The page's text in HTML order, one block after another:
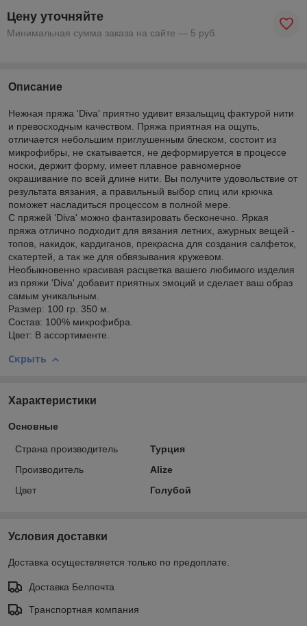
Цену уточняйте
Минимальная сумма заказа на сайте — 5 руб.
Описание
Нежная пряжа 'Diva' приятно удивит вязальщиц фактурой нити
и превосходным качеством. Пряжа приятная на ощупь,
отличается небольшим приглушенным блеском, состоит из
микрофибры, не скатывается, не деформируется в процессе
носки, держит форму, имеет плавное равномерное
окрашивание по всей длине нити. Вы получите удовольствие от
результата вязания, а правильный выбор спиц или крючка
поможет насладиться процессом в полной мере.
С пряжей 'Diva' можно фантазировать бесконечно. Яркая
пряжа отлично подходит для вязания летних, ажурных вещей -
топов, накидок, кардиганов, прекрасна для создания салфеток,
скатертей, а так же для обвязывания кружевом.
Необыкновенно красивая расцветка вашего любимого изделия
из пряжи 'Diva' добавит приятных эмоций и сделает ваш образ
самым уникальным.
Размер: 100 гр. 350 м.
Состав: 100% микрофибра.
Цвет: В ассортименте.
Скрыть
Характеристики
Основные
Страна производитель
Турция
Производитель
Alize
Цвет
Голубой
Условия доставки
Доставка осуществляется только по предоплате.
Доставка Белпочта
Транспортная компания